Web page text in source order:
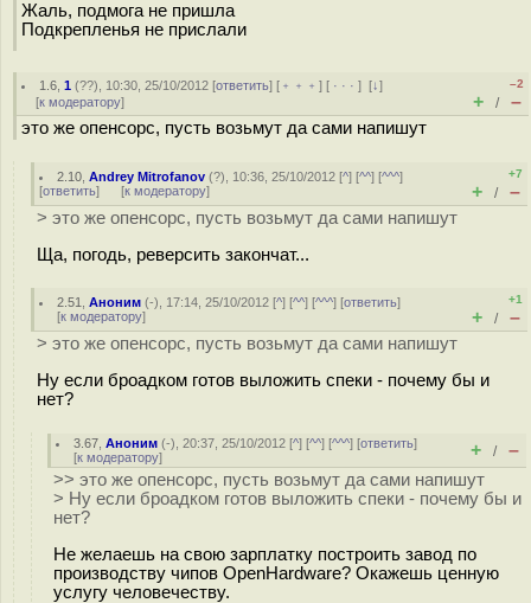
Жаль, подмога не пришла
Подкрепленья не прислали
1.6 ,1 (??), 10:30, 25/10/2012 [ответить] [ ﹢﹢﹢] [ · · ·][↓]
[к модератору]
–2
+ / –
это же опенсорс, пусть возьмут да сами напишут
2.10 ,Andrey Mitrofanov (?), 10:36, 25/10/2012 [^] [^^] [^^^]
[ответить] [к модератору]
+7
+ / –
> это же опенсорс, пусть возьмут да сами напишут
Ща, погодь, реверсить закончат...
2.51 ,Аноним (-), 17:14, 25/10/2012 [^] [^^] [^^^] [ответить]
[к модератору]
+1
+ / –
> это же опенсорс, пусть возьмут да сами напишут
Ну если броадком готов выложить спеки - почему бы и
нет?
3.67 ,Аноним (-), 20:37, 25/10/2012 [^] [^^] [^^^] [ответить]
[к модератору] + / –
>> это же опенсорс, пусть возьмут да сами напишут
> Ну если броадком готов выложить спеки - почему бы и
нет?
Не желаешь на свою зарплатку построить завод по
производству чипов OpenHardware? Окажешь ценную
услугу человечеству.